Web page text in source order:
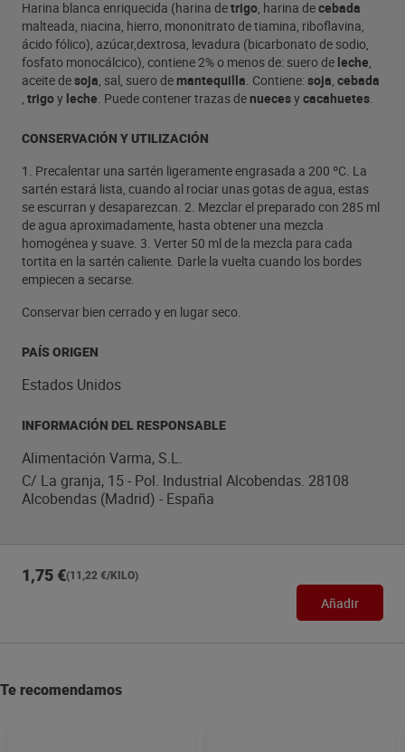
Harina blanca enriquecida (harina detrigo, harina decebada
malteada, niacina, hierro, mononitrato de tiamina, riboflavina,
ácido fólico), azúcar,dextrosa, levadura (bicarbonato de sodio,
fosfato monocálcico), contiene 2% o menos de: suero de leche,
aceite desoja, sal, suero de mantequilla. Contiene:soja, cebada
, trigoy leche. Puede contener trazas denuecesycacahuetes.
CONSERVACIÓN Y UTILIZACIÓN
1. Precalentar una sartén ligeramente engrasada a 200 ºC. La
sartén estará lista, cuando al rociar unas gotas de agua, estas
se escurran y desaparezcan. 2. Mezclar el preparado con 285 ml
de agua aproximadamente, hasta obtener una mezcla
homogénea y suave. 3. Verter 50 ml de la mezcla para cada
tortita en la sartén caliente. Darle la vuelta cuando los bordes
empiecen a secarse.
Conservar bien cerrado y en lugar seco.
PAÍS ORIGEN
Estados Unidos
INFORMACIÓN DEL RESPONSABLE
Alimentación Varma, S.L.
C/ La granja, 15 - Pol. Industrial Alcobendas. 28108
Alcobendas (Madrid) - España
1,75 €(11,22 €/KILO)
Añadir
Te recomendamos